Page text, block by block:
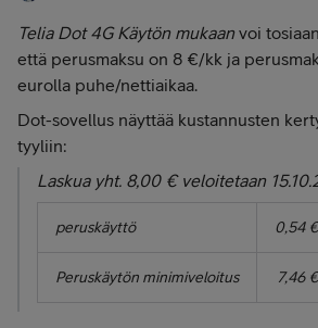
Telia Dot 4G Käytön mukaanvoi
että perusmaksu on 8 €/kk ja
eurolla puhe/nettiaikaa.
Dot-sovellus näyttää kustannusten
tyyliin:
Laskua yht. 8,00 € veloitetaan
peruskäyttö 0,54 €
Peruskäytön minimiveloitus 7,46 €